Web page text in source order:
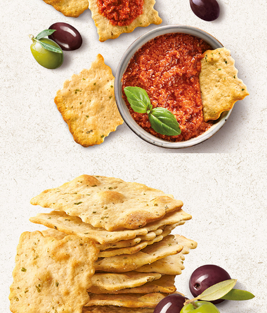
WASA DELICATE OLVIE 2